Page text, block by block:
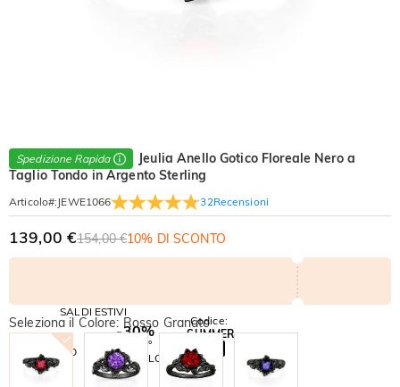
Spedizione Rapida
Jeulia Anello Gotico Floreale Nero a
Taglio Tondo in Argento Sterling
Articolo#: JEWE1066 32Recensioni
139,00 €154,00 €10% DI SCONTO
SALDI ESTIVI
-10%
SU TUTTO
-30%
SUL 2°
ARTICOLO
Codice:
SUMMER
Copia
Seleziona il Colore: Rosso Granato